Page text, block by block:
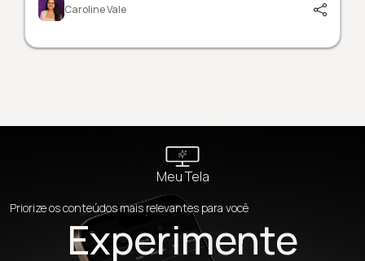
Caroline Vale
Meu Tela
Priorize os conteúdos mais relevantes para você
Experimente